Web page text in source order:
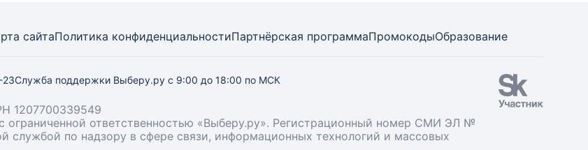
сайтаПолитика конфиденциальностиПартнёрская программаПромокодыОбразование
Служба поддержки Выберу.ру с 9:00 до 18:00 по МСК
1207700339549
ограниченной ответственностью «Выберу.ру». Регистрационный номер СМИ ЭЛ №
службой по надзору в сфере связи, информационных технологий и массовых